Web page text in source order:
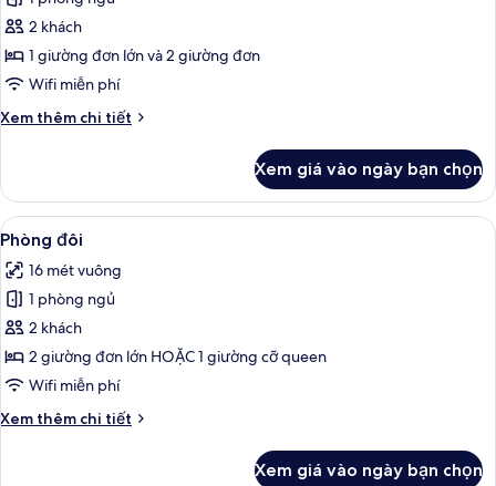
Phòng
đôi
Economy
2 khách
1 giường đơn lớn và 2 giường đơn
Wifi miễn phí
Xem thêm chi tiết
Chi
Phòng
đôi
Economy
Xem giá vào ngày bạn chọn
Xem
tất
cả
ảnh
Phòng
đôi
Phòng đôi | Minibar, két bảo mật tại
12
Phòng đôi
16 mét vuông
1 phòng ngủ
2 khách
2 giường đơn lớn HOẶC 1 giường cỡ queen
Wifi miễn phí
Xem thêm chi tiết
Chi
Xem giá vào ngày bạn chọn